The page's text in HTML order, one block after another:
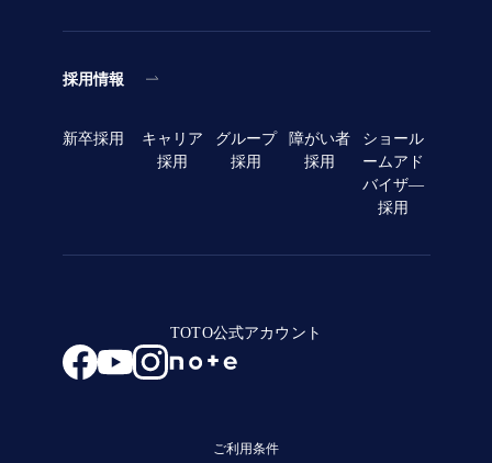
採用情報
新卒採用
キャリア
採用
グループ
採用
障がい者
採用
ショール
ームアド
バイザ―
採用
TOTO公式アカウント
ご利用条件